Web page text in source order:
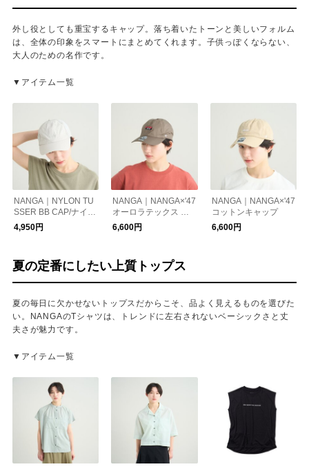
外し役としても重宝するキャップ。落ち着いたトーンと美しいフォルム
は、全体の印象をスマートにまとめてくれます。子供っぽくならない、
大人のための名作です。
▼アイテム一覧
NANGA｜NYLON TU
SSER BB CAP/ナイロ
ンタッサーBBキャッ
プ
4,950円
NANGA｜NANGA×'47
オーロラテックス キ
ャップ
6,600円
NANGA｜NANGA×'47
コットンキャップ
6,600円
夏の定番にしたい上質トップス
夏の毎日に欠かせないトップスだからこそ、品よく見えるものを選びた
い。NANGAのTシャツは、トレンドに左右されないベーシックさと丈
夫さが魅力です。
▼アイテム一覧